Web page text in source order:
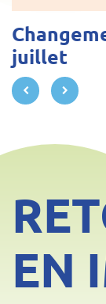
précédent
juillet
suivant
EN